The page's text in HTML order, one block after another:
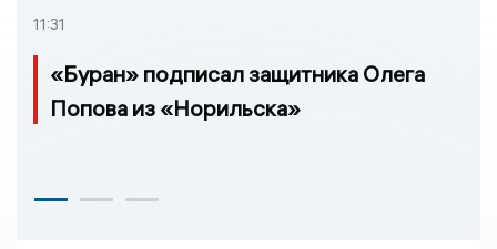
11:31
«Буран» подписал защитника Олега
Попова из «Норильска»